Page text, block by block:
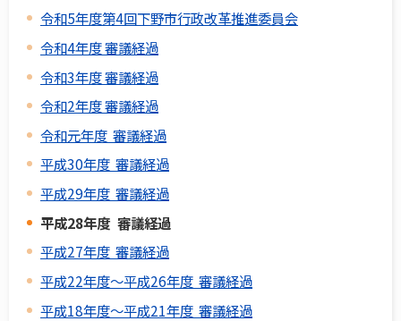
令和5年度第4回下野市行政改革推進委員会
令和4年度 審議経過
令和3年度 審議経過
令和2年度 審議経過
令和元年度 審議経過
平成30年度 審議経過
平成29年度 審議経過
平成28年度 審議経過
平成27年度 審議経過
平成22年度～平成26年度 審議経過
平成18年度～平成21年度 審議経過